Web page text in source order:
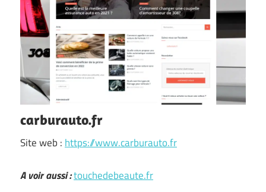
carburauto.fr
Site web : https://www.carburauto.fr
A voir aussi :touchedebeaute.fr